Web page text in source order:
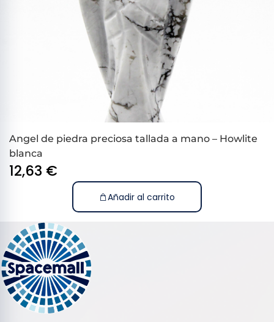
Angel de piedra preciosa tallada a mano – Howlite
blanca
12,63 €
Añadir al carrito